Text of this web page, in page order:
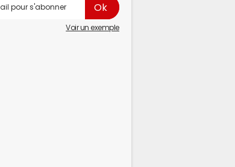
Voir un exemple